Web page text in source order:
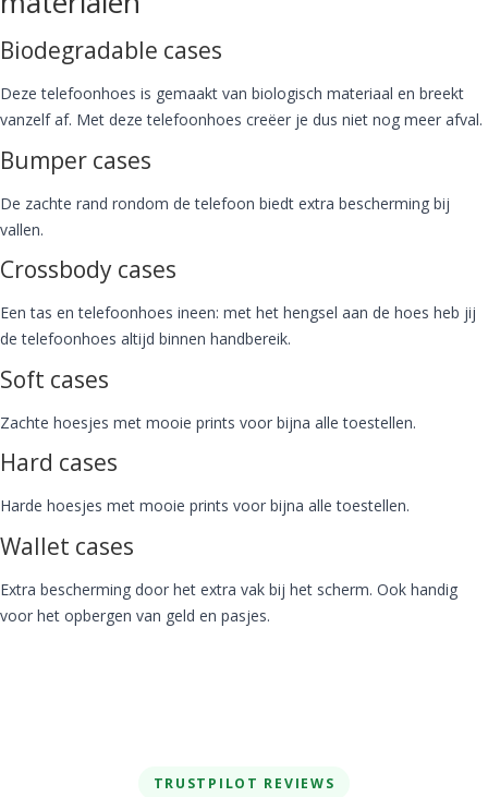
Biodegradable cases
Deze telefoonhoes is gemaakt van biologisch materiaal en breekt
vanzelf af. Met deze telefoonhoes creëer je dus niet nog meer afval.
Bumper cases
De zachte rand rondom de telefoon biedt extra bescherming bij
vallen.
Crossbody cases
Een tas en telefoonhoes ineen: met het hengsel aan de hoes heb jij
de telefoonhoes altijd binnen handbereik.
Soft cases
Zachte hoesjes met mooie prints voor bijna alle toestellen.
Hard cases
Harde hoesjes met mooie prints voor bijna alle toestellen.
Wallet cases
Extra bescherming door het extra vak bij het scherm. Ook handig
voor het opbergen van geld en pasjes.
TRUSTPILOT REVIEWS